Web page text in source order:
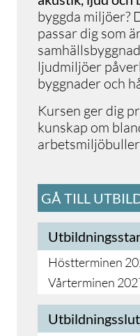
vår hemsida.
Alla YH-kurser
avgiftsfria och
kurser är flexibelt
byggda miljöer?
passar dig som
ljudmiljöer
byggnader och
Kursen ger dig
kunskap om
GÅ TILL
Höstterminen
Vårterminen
Utbildningsslut